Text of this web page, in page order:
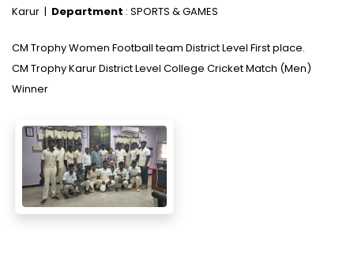
Karur | Department : SPORTS & GAMES
CM Trophy Women Football team District Level First place.
CM Trophy Karur District Level College Cricket Match (Men)
Winner